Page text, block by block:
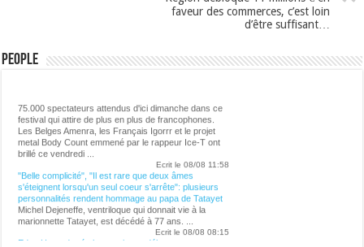
faveur des commerces, c’est loin
d’être suffisant…
PeopleLalibre.be - CULTURE
festival qui attire de plus en plus de francophones.
Les Belges Amenra, les Français Igorrr et le projet
metal Body Count emmené par le rappeur Ice-T ont
brillé ce vendredi ...
"Belle complicité", "Il est rare que deux âmes
s'éteignent lorsqu'un seul coeur s'arrête": plusieurs
personnalités rendent hommage au papa de Tatayet
Michel Dejeneffe, ventriloque qui donnait vie à la
marionnette Tatayet, est décédé à 77 ans. ...
Ecrit le 08/08 08:15
Eden Hazard crée la surprise et débarque au